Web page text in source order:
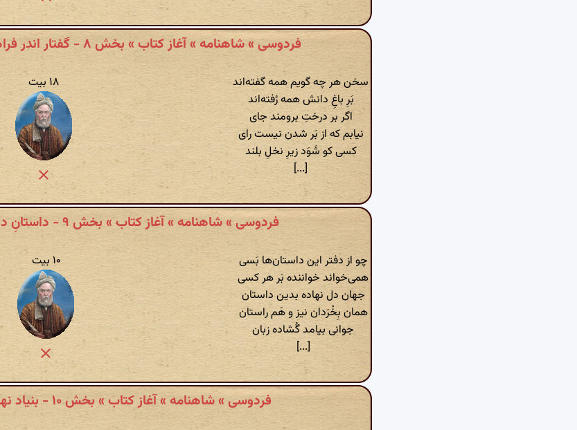
فردوسی » شاهنامه » آغاز کتاب » بخش ۸ - گفتار اندر فراهم آوردن کتاب
سخن هر چه گویم همه گفته‌اند
بَرِ باغِ دانش همه رُفته‌اند
اگر بر درختِ برومند جای
نیابم که از بَر شدن نیست رای
کسی کو شَوَد زیرِ نخلِ بلند
[...]
۱۸ بیت
فردوسی » شاهنامه » آغاز کتاب » بخش ۹ - داستانِ دقیقی شاعر
چو از دفتر این داستان‌ها بَسی
همی‌خواند خواننده بَر هر کسی
جهان دل نهاده بدین داستان
همان بِخْرَدان نیز و هَم راستان
جوانی بیامد گُشاده زبان
[...]
۱۰ بیت
فردوسی » شاهنامه » آغاز کتاب » بخش ۱۰ - بنیاد نهادنِ کتاب